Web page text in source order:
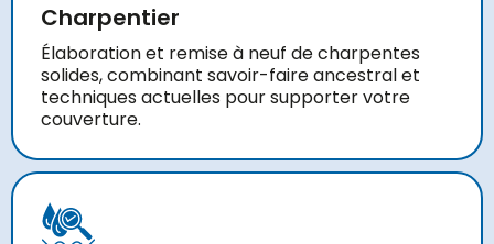
Charpentier
Élaboration et remise à neuf de charpentes
solides, combinant savoir-faire ancestral et
techniques actuelles pour supporter votre
couverture.